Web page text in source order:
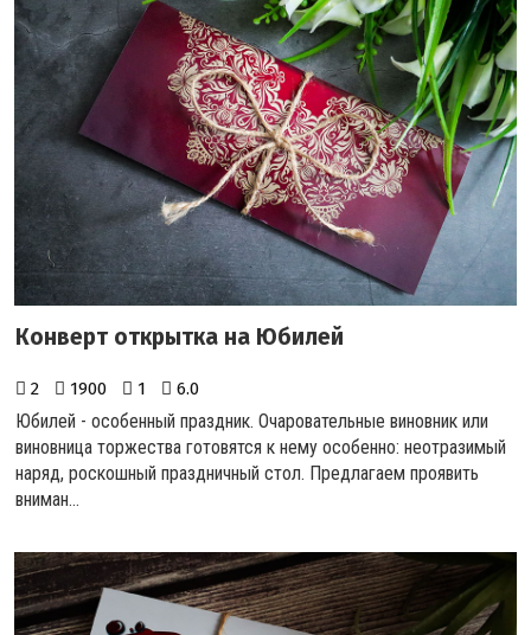
Конверт открытка на Юбилей
2 1900 1 6.0
Юбилей - особенный праздник. Очаровательные виновник или
виновница торжества готовятся к нему особенно: неотразимый
наряд, роскошный праздничный стол. Предлагаем проявить
вниман...